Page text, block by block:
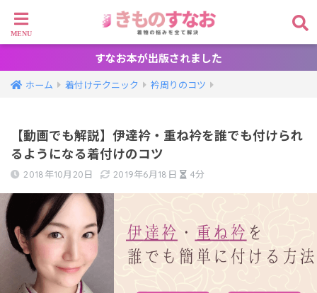
すなお本が出版されました
ホーム 着付けテクニック 衿周りのコツ
【動画でも解説】伊達衿・重ね衿を誰でも付けられ
るようになる着付けのコツ
2018年10月20日 2019年6月18日 4分